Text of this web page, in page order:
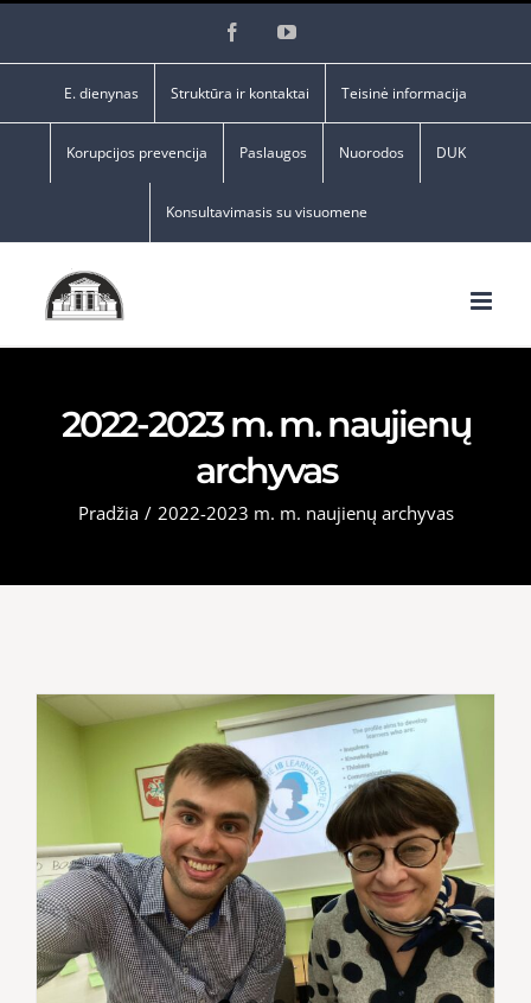
FacebookYouTube
E. dienynas Struktūra ir kontaktai Teisinė informacija
Korupcijos prevencija Paslaugos Nuorodos DUK
Konsultavimasis su visuomene
2022-2023 m. m. naujienų
archyvas
Pradžia / 2022-2023 m. m. naujienų archyvas